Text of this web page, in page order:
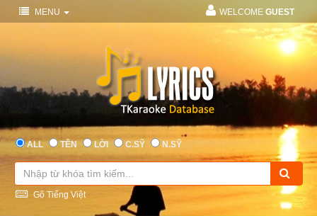
MENU WELCOME GUEST
ALL TÊN LỜI C.SỸ N.SỸ
Gõ Tiếng Việt